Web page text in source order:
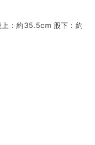
：約35.5cm 股下：約